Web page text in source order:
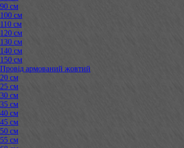
90 см
100 см
110 см
120 см
130 см
140 см
150 см
Провід армований жовтий
20 см
25 см
30 см
35 см
40 см
45 см
50 см
55 см